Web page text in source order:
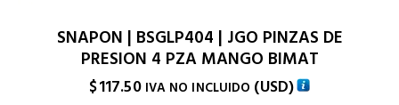
SNAPON | BSGLP404 | JGO PINZAS DE
PRESION 4 PZA MANGO BIMAT
$117.50 IVA NO INCLUIDO (USD)